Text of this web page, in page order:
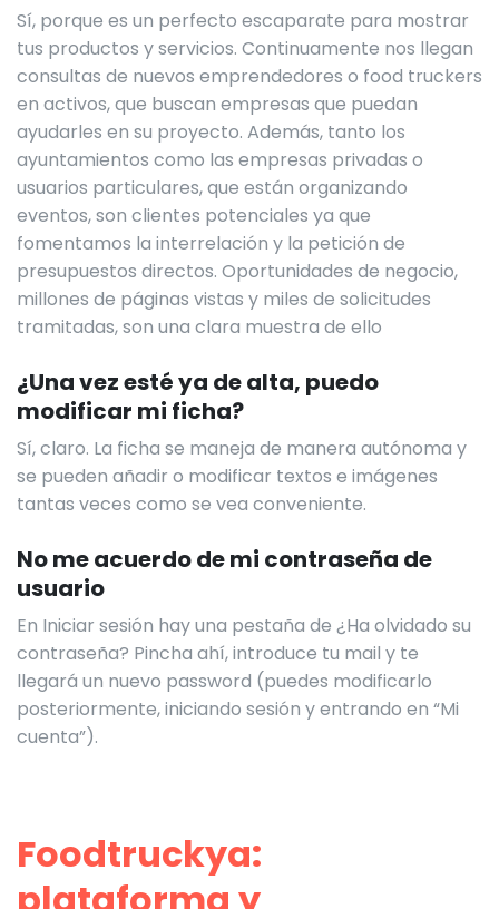
Sí, porque es un perfecto escaparate para mostrar
tus productos y servicios. Continuamente nos llegan
consultas de nuevos emprendedores o food truckers
en activos, que buscan empresas que puedan
ayudarles en su proyecto. Además, tanto los
ayuntamientos como las empresas privadas o
usuarios particulares, que están organizando
eventos, son clientes potenciales ya que
fomentamos la interrelación y la petición de
presupuestos directos. Oportunidades de negocio,
millones de páginas vistas y miles de solicitudes
tramitadas, son una clara muestra de ello
¿Una vez esté ya de alta, puedo
modificar mi ficha?
Sí, claro. La ficha se maneja de manera autónoma y
se pueden añadir o modificar textos e imágenes
tantas veces como se vea conveniente.
No me acuerdo de mi contraseña de
usuario
En Iniciar sesión hay una pestaña de ¿Ha olvidado su
contraseña? Pincha ahí, introduce tu mail y te
llegará un nuevo password (puedes modificarlo
posteriormente, iniciando sesión y entrando en “Mi
cuenta”).
Foodtruckya: